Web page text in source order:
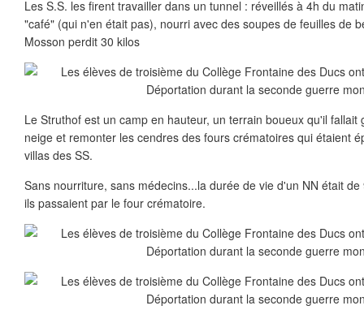
Les S.S. les firent travailler dans un tunnel : réveillés à 4h du
"café" (qui n'en était pas), nourri avec des soupes de feuilles de
Mosson perdit 30 kilos
Le Struthof est un camp en hauteur, un terrain boueux qu'il
neige et remonter les cendres des fours crématoires qui étaient
villas des SS.
Sans nourriture, sans médecins...la durée de vie d'un NN était
ils passaient par le four crématoire.